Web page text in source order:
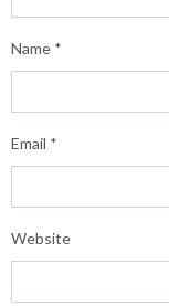
Name *
Email *
Website